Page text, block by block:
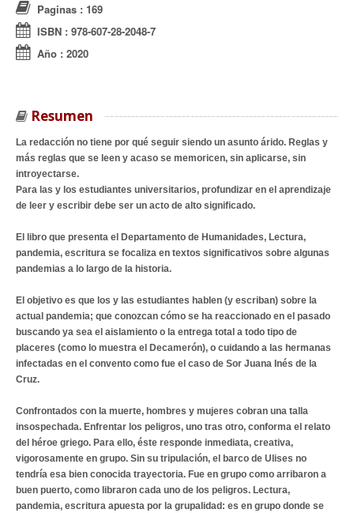
Paginas : 169
ISBN : 978-607-28-2048-7
Año : 2020
Resumen
La redacción no tiene por qué seguir siendo un asunto árido. Reglas y
más reglas que se leen y acaso se memoricen, sin aplicarse, sin
introyectarse.
Para las y los estudiantes universitarios, profundizar en el aprendizaje
de leer y escribir debe ser un acto de alto significado.
El libro que presenta el Departamento de Humanidades, Lectura,
pandemia, escritura se focaliza en textos significativos sobre algunas
pandemias a lo largo de la historia.
El objetivo es que los y las estudiantes hablen (y escriban) sobre la
actual pandemia; que conozcan cómo se ha reaccionado en el pasado
buscando ya sea el aislamiento o la entrega total a todo tipo de
placeres (como lo muestra el Decamerón), o cuidando a las hermanas
infectadas en el convento como fue el caso de Sor Juana Inés de la
Cruz.
Confrontados con la muerte, hombres y mujeres cobran una talla
insospechada. Enfrentar los peligros, uno tras otro, conforma el relato
del héroe griego. Para ello, éste responde inmediata, creativa,
vigorosamente en grupo. Sin su tripulación, el barco de Ulises no
tendría esa bien conocida trayectoria. Fue en grupo como arribaron a
buen puerto, como libraron cada uno de los peligros. Lectura,
pandemia, escritura apuesta por la grupalidad: es en grupo donde se